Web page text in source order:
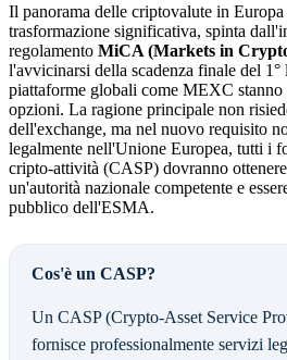
Il panorama delle criptovalute in Europa
trasformazione significativa, spinta
regolamento MiCA (Markets in
l'avvicinarsi della scadenza finale del
piattaforme globali come MEXC
opzioni. La ragione principale non
dell'exchange, ma nel nuovo requisito
legalmente nell'Unione Europea, tutti i
cripto-attività (CASP) dovranno
un'autorità nazionale competente e
pubblico dell'ESMA.
Cos'è un CASP?
Un CASP (Crypto-Asset Service
fornisce professionalmente servizi